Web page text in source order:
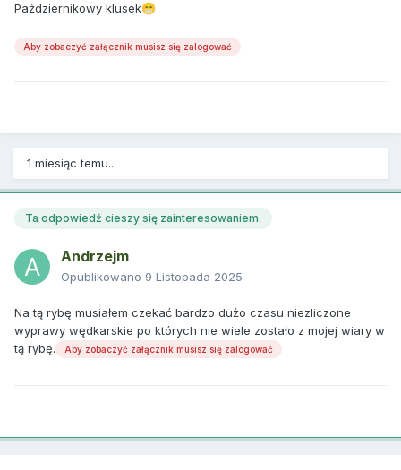
Październikowy klusek😁
Aby zobaczyć załącznik musisz się zalogować
1 miesiąc temu...
Ta odpowiedź cieszy się zainteresowaniem.
Andrzejm
Opublikowano 9 Listopada 2025
Na tą rybę musiałem czekać bardzo dużo czasu niezliczone
wyprawy wędkarskie po których nie wiele zostało z mojej wiary w
tą rybę.
Aby zobaczyć załącznik musisz się zalogować